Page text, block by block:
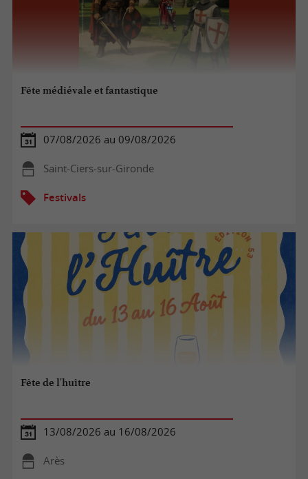
Fête médiévale et fantastique
07/08/2026 au 09/08/2026
Saint-Ciers-sur-Gironde
Festivals
Fête de l'huître
13/08/2026 au 16/08/2026
Arès